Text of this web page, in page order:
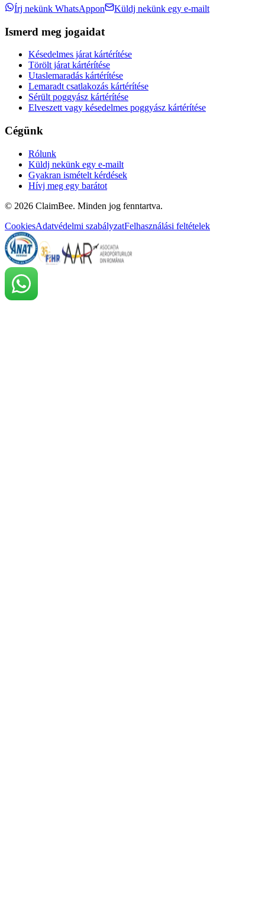
Írj nekünk WhatsAppon Küldj nekünk egy e-mailt
Ismerd meg jogaidat
Késedelmes járat kártérítése
Törölt járat kártérítése
Utaslemaradás kártérítése
Lemaradt csatlakozás kártérítése
Sérült poggyász kártérítése
Elveszett vagy késedelmes poggyász kártérítése
Cégünk
Rólunk
Küldj nekünk egy e-mailt
Gyakran ismételt kérdések
Hívj meg egy barátot
© 2026 ClaimBee. Minden jog fenntartva.
CookiesAdatvédelmi szabályzatFelhasználási feltételek